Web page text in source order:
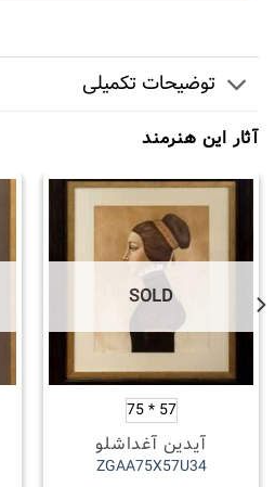
توضیحات تکمیلی
آثار این هنرمند
SOLD
57 * 75
آیدین آغداشلو
ZGAA75X57U34